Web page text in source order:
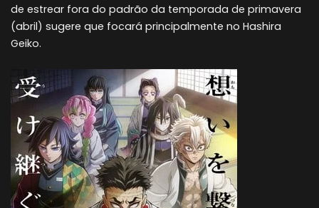
de estrear fora do padrão da temporada de primavera
(abril) sugere que focará principalmente no Hashira
Geiko.